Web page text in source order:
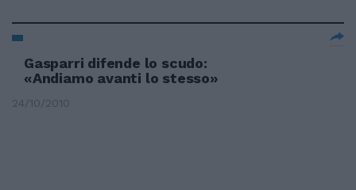
Gasparri difende lo scudo:
«Andiamo avanti lo stesso»
24/10/2010